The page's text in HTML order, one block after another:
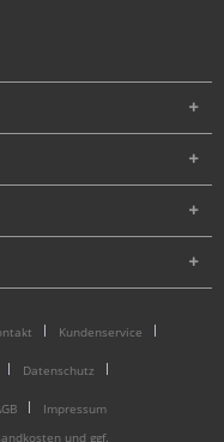
Kundenservice
Datenschutz
Impressum
und ggf.